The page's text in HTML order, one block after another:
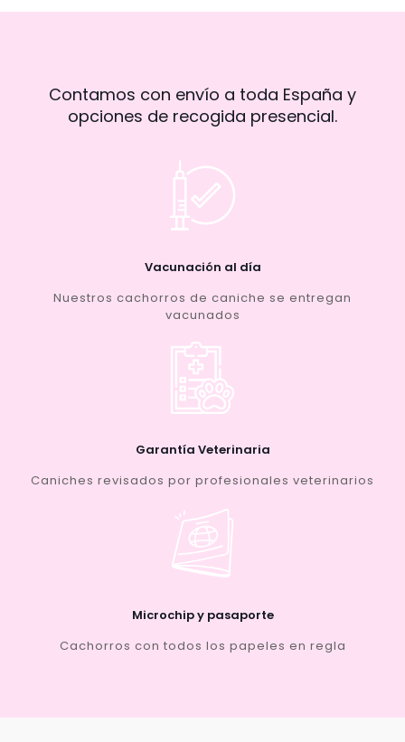
Contamos con envío a toda España y
opciones de recogida presencial.
Vacunación al día
Nuestros cachorros de caniche se entregan
vacunados
Garantía Veterinaria
Caniches revisados por profesionales veterinarios
Microchip y pasaporte
Cachorros con todos los papeles en regla